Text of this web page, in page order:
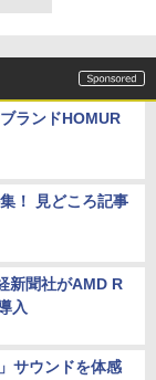
ランドHOMUR
！ 見どころ記事
新聞社がAMD R
入
サウンドを体感